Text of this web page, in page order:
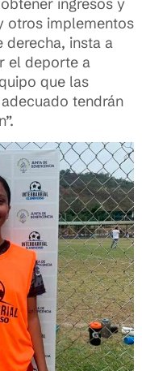
otros implementos
derecha, insta a
el deporte a
que las
tendrán